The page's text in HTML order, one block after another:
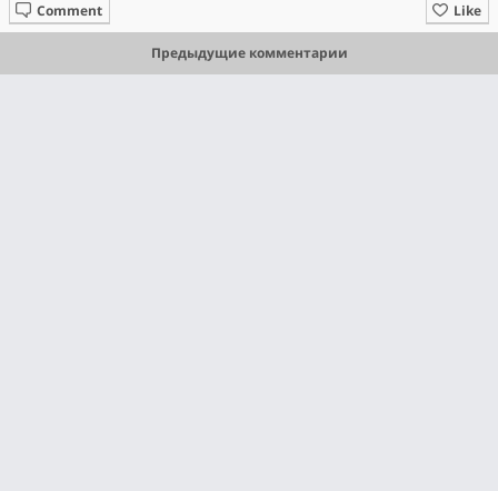
Like
Comment
Предыдущие комментарии